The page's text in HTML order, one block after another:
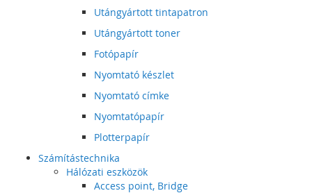
Utángyártott tintapatron
Utángyártott toner
Fotópapír
Nyomtató készlet
Nyomtató címke
Nyomtatópapír
Plotterpapír
Számítástechnika
Hálózati eszközök
Access point, Bridge